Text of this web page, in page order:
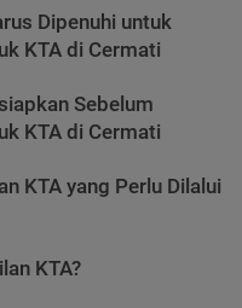
Dipenuhi untuk
KTA di Cermati
Sebelum
KTA di Cermati
KTA yang Perlu Dilalui
KTA?